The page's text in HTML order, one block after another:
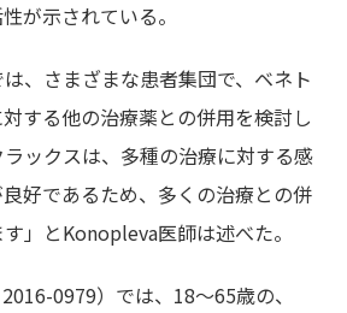
が示されている。
、さまざまな患者集団で、ベネト
する他の治療薬との併用を検討し
ックスは、多種の治療に対する感
好であるため、多くの治療との併
」とKonopleva医師は述べた。
0979）では、18～65歳の、